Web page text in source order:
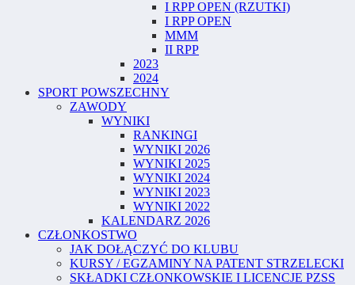
I RPP OPEN (RZUTKI)
I RPP OPEN
MMM
II RPP
2023
2024
SPORT POWSZECHNY
ZAWODY
WYNIKI
RANKINGI
WYNIKI 2026
WYNIKI 2025
WYNIKI 2024
WYNIKI 2023
WYNIKI 2022
KALENDARZ 2026
CZŁONKOSTWO
JAK DOŁĄCZYĆ DO KLUBU
KURSY / EGZAMINY NA PATENT STRZELECKI
SKŁADKI CZŁONKOWSKIE I LICENCJE PZSS